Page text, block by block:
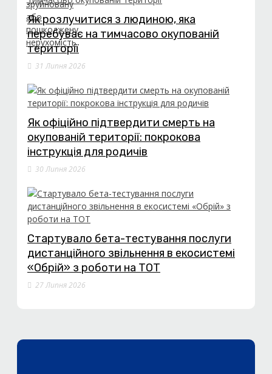
Як розлучитися з людиною, яка
перебуває на тимчасово окупованій
території
31 Липня 2026
Як офіційно підтвердити смерть на
окупованій території: покрокова
інструкція для родичів
30 Липня 2026
Стартувало бета-тестування послуги
дистанційного звільнення в екосистемі
«Обрій» з роботи на ТОТ
27 Липня 2026